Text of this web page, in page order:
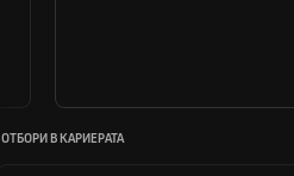
ОТБОРИ В КАРИЕРАТА